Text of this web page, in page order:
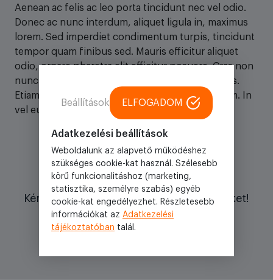
Aenean ac felis ac leo porta tincidunt nec vel odio.
Donec ac nunc interdum, aliquet ligula in, maximus
lorem. Sed imperdiet condimentum turpis, tincidunt
tempor quam finibus sed. Mauris efficitur aliquet
odio, ornare pharetra elit efficitur posuere. Cras non
nunc finibus metus luctus vehicula in nec turpis.
Etiam ut est feugiat, tempor est ut, tempus enim. In
vel euismod massa.
Kérdésed van? Írj nekünk vagy hívj minket!
Kapcsolat
Adatkezelési beállítások
Weboldalunk az alapvető működéshez
szükséges cookie-kat használ. Szélesebb
körű funkcionalitáshoz (marketing,
statisztika, személyre szabás) egyéb
cookie-kat engedélyezhet. Részletesebb
információkat az Adatkezelési
tájékoztatóban talál.
Beállítások ELFOGADOM